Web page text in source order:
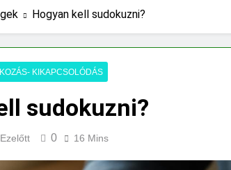
Mennyi a végkielégítés?
Mit jelent a magas vérnyomás?
3 Nap Ezelőtt
Hogyan kell sudokuzni?
KIKAPCSOLÓDÁS
sudokuzni?
0 16 Mins